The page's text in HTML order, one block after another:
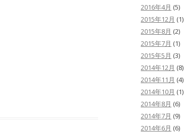
2016年4月 (5)
2015年12月 (1)
2015年8月 (2)
2015年7月 (1)
2015年5月 (3)
2014年12月 (8)
2014年11月 (4)
2014年10月 (1)
2014年8月 (6)
2014年7月 (9)
2014年6月 (6)